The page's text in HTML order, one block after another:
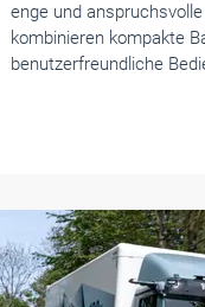
enge und
kombinieren kompakte
benutzerfreundliche